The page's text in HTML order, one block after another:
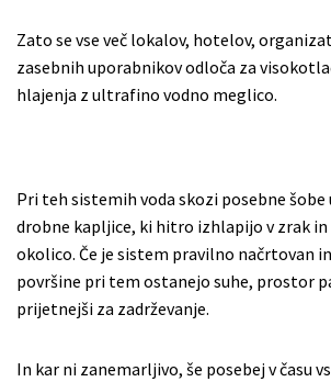
Zato se vse več lokalov, hotelov,
zasebnih uporabnikov odloča za
hlajenja z ultrafino vodno meglico.
Pri teh sistemih voda skozi posebne
drobne kapljice, ki hitro izhlapijo v zrak
okolico. Če je sistem pravilno načrtovan
površine pri tem ostanejo suhe, prostor
prijetnejši za zadrževanje.
In kar ni zanemarljivo, še posebej v času